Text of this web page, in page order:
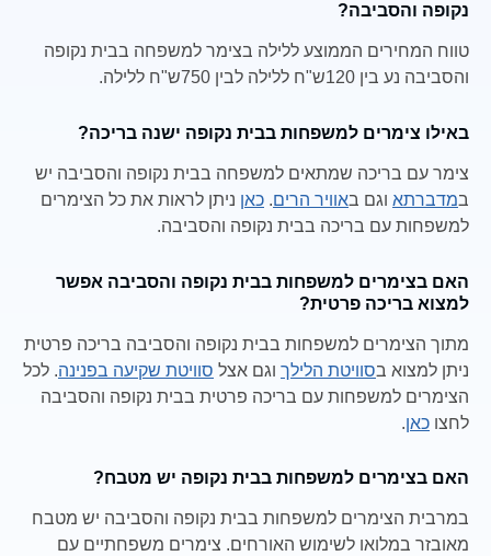
נקופה והסביבה?
טווח המחירים הממוצע ללילה בצימר למשפחה בבית נקופה
והסביבה נע בין 120ש"ח ללילה לבין 750ש"ח ללילה.
באילו צימרים למשפחות בבית נקופה ישנה בריכה?
צימר עם בריכה שמתאים למשפחה בבית נקופה והסביבה יש
במדברתא וגם באוויר הרים. כאן ניתן לראות את כל הצימרים
למשפחות עם בריכה בבית נקופה והסביבה.
האם בצימרים למשפחות בבית נקופה והסביבה אפשר
למצוא בריכה פרטית?
מתוך הצימרים למשפחות בבית נקופה והסביבה בריכה פרטית
ניתן למצוא בסוויטת הלילך וגם אצל סוויטת שקיעה בפנינה. לכל
הצימרים למשפחות עם בריכה פרטית בבית נקופה והסביבה
לחצו כאן.
האם בצימרים למשפחות בבית נקופה יש מטבח?
במרבית הצימרים למשפחות בבית נקופה והסביבה יש מטבח
מאובזר במלואו לשימוש האורחים. צימרים משפחתיים עם